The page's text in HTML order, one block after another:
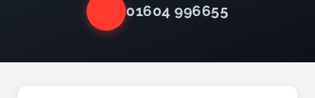
01604 996655